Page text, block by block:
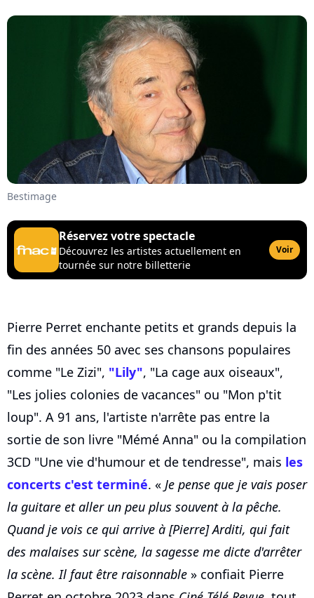
Bestimage
Réservez votre spectacle
Découvrez les artistes actuellement en
tournée sur notre billetterie
Voir
Pierre Perret enchante petits et grands depuis la
fin des années 50 avec ses chansons populaires
comme "Le Zizi", "Lily", "La cage aux oiseaux",
"Les jolies colonies de vacances" ou "Mon p'tit
loup". A 91 ans, l'artiste n'arrête pas entre la
sortie de son livre "Mémé Anna" ou la compilation
3CD "Une vie d'humour et de tendresse", mais les
concerts c'est terminé. « Je pense que je vais poser
la guitare et aller un peu plus souvent à la pêche.
Quand je vois ce qui arrive à [Pierre] Arditi, qui fait
des malaises sur scène, la sagesse me dicte d'arrêter
la scène. Il faut être raisonnable » confiait Pierre